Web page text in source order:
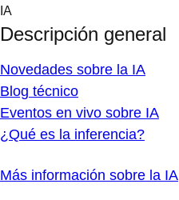
Skip
content
IA
Descripción general
Novedades sobre la IA
Blog técnico
Eventos en vivo sobre IA
¿Qué es la inferencia?
Más información sobre la IA